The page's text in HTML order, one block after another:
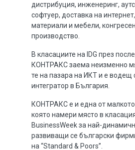
дистрибуция, инженеринг,
софтуер, доставка на
материали и мебели,
производство.
В класациите на IDG през
КОНТРАКС заема неизменно
те на пазара на ИКТ и е водещ
интегратор в България.
КОНТРАКС е и една от
която намери място в
BusinessWeek за най-
развиващи се български
на “Standard & Poors”.